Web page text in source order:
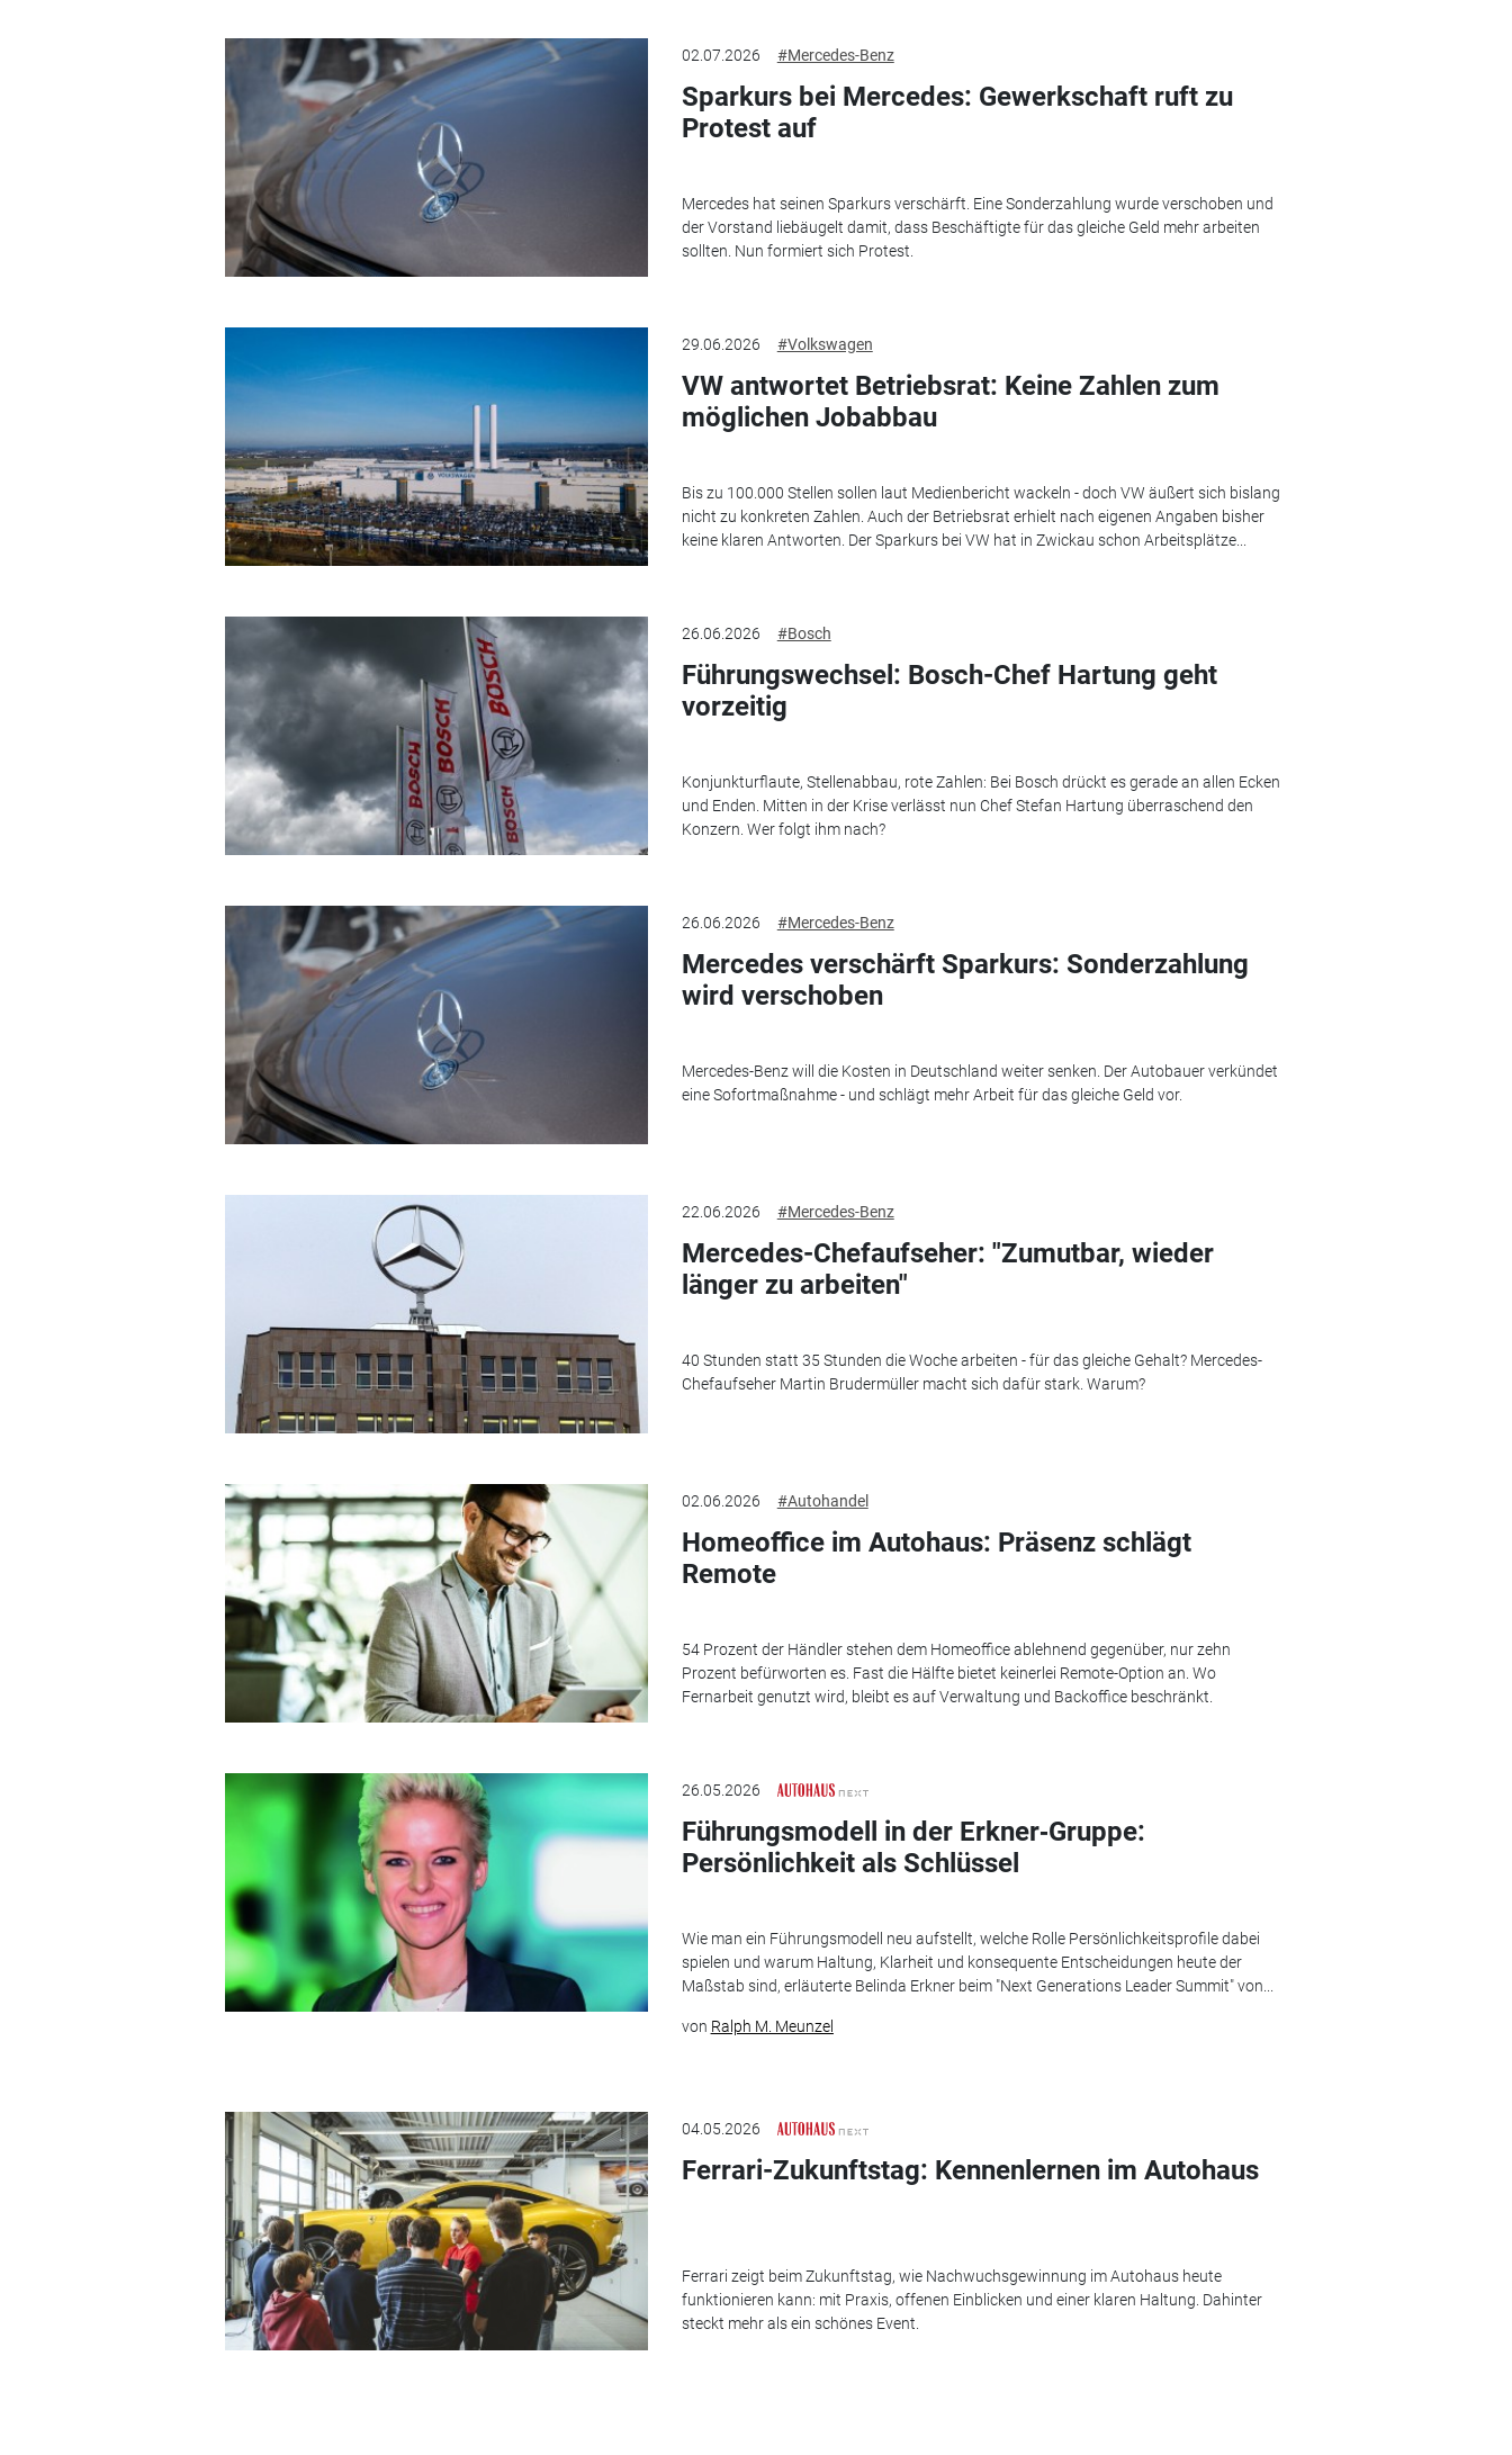
02.07.2026 #Mercedes-Benz
Sparkurs bei Mercedes: Gewerkschaft ruft zu
Protest auf
Mercedes hat seinen Sparkurs verschärft. Eine Sonderzahlung wurde verschoben und
der Vorstand liebäugelt damit, dass Beschäftigte für das gleiche Geld mehr arbeiten
sollten. Nun formiert sich Protest.
29.06.2026 #Volkswagen
VW antwortet Betriebsrat: Keine Zahlen zum
möglichen Jobabbau
Bis zu 100.000 Stellen sollen laut Medienbericht wackeln - doch VW äußert sich bislang
nicht zu konkreten Zahlen. Auch der Betriebsrat erhielt nach eigenen Angaben bisher
keine klaren Antworten. Der Sparkurs bei VW hat in Zwickau schon Arbeitsplätze...
26.06.2026 #Bosch
Führungswechsel: Bosch-Chef Hartung geht
vorzeitig
Konjunkturflaute, Stellenabbau, rote Zahlen: Bei Bosch drückt es gerade an allen Ecken
und Enden. Mitten in der Krise verlässt nun Chef Stefan Hartung überraschend den
Konzern. Wer folgt ihm nach?
26.06.2026 #Mercedes-Benz
Mercedes verschärft Sparkurs: Sonderzahlung
wird verschoben
Mercedes-Benz will die Kosten in Deutschland weiter senken. Der Autobauer verkündet
eine Sofortmaßnahme - und schlägt mehr Arbeit für das gleiche Geld vor.
22.06.2026 #Mercedes-Benz
Mercedes-Chefaufseher: "Zumutbar, wieder
länger zu arbeiten"
40 Stunden statt 35 Stunden die Woche arbeiten - für das gleiche Gehalt? Mercedes-
Chefaufseher Martin Brudermüller macht sich dafür stark. Warum?
02.06.2026 #Autohandel
Homeoffice im Autohaus: Präsenz schlägt
Remote
54 Prozent der Händler stehen dem Homeoffice ablehnend gegenüber, nur zehn
Prozent befürworten es. Fast die Hälfte bietet keinerlei Remote-Option an. Wo
Fernarbeit genutzt wird, bleibt es auf Verwaltung und Backoffice beschränkt.
26.05.2026
Führungsmodell in der Erkner‑Gruppe:
Persönlichkeit als Schlüssel
Wie man ein Führungsmodell neu aufstellt, welche Rolle Persönlichkeitsprofile dabei
spielen und warum Haltung, Klarheit und konsequente Entscheidungen heute der
Maßstab sind, erläuterte Belinda Erkner beim "Next Generations Leader Summit" von...
von Ralph M. Meunzel
04.05.2026
Ferrari-Zukunftstag: Kennenlernen im Autohaus
Ferrari zeigt beim Zukunftstag, wie Nachwuchsgewinnung im Autohaus heute
funktionieren kann: mit Praxis, offenen Einblicken und einer klaren Haltung. Dahinter
steckt mehr als ein schönes Event.